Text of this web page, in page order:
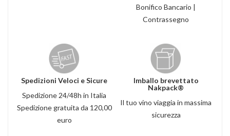
Bonifico Bancario |
Contrassegno
Spedizioni Veloci e Sicure
Spedizione 24/48h in Italia
Spedizione gratuita da 120,00
euro
Imballo brevettato
Nakpack®
Il tuo vino viaggia in massima
sicurezza